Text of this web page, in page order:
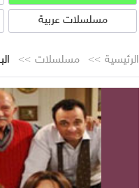
ابراج يومية
مسلسلات عربية
الرئيسية مسلسلات